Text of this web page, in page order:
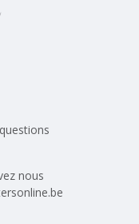
questions
nous